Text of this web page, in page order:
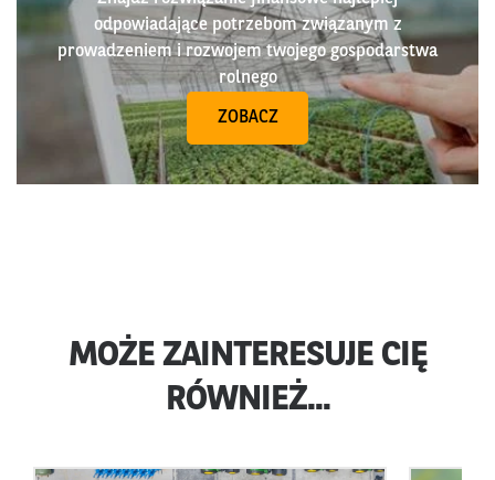
odpowiadające potrzebom związanym z
prowadzeniem i rozwojem twojego gospodarstwa
rolnego
ZOBACZ
MOŻE ZAINTERESUJE CIĘ
RÓWNIEŻ...